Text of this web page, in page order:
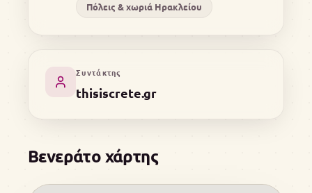
Πόλεις & χωριά Ηρακλείου
Συντάκτης
thisiscrete.gr
Βενεράτο χάρτης